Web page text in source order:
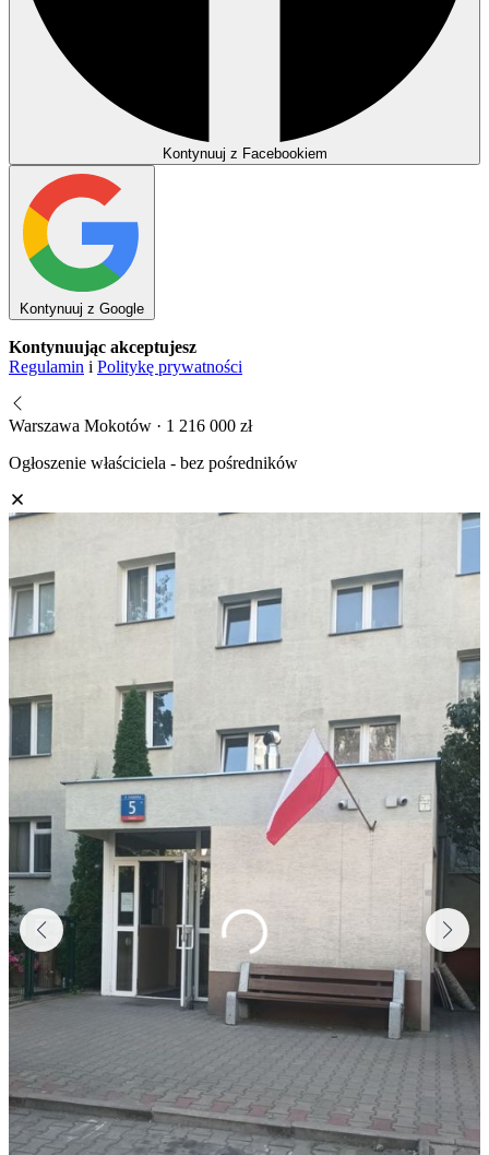
Kontynuuj z Facebookiem
Kontynuuj z Google
Kontynuując akceptujesz
Regulamin i Politykę prywatności
Warszawa Mokotów · 1 216 000 zł
Ogłoszenie właściciela - bez pośredników